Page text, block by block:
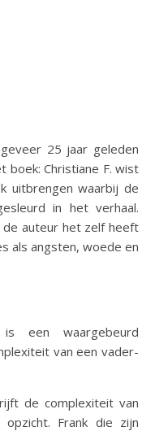
25 jaar geleden
boek: Christiane F. wist
uitbrengen waarbij de
in het verhaal.
de auteur het zelf heeft
als angsten, woede en
een waargebeurd
van een vader-
de complexiteit van
Frank die zijn